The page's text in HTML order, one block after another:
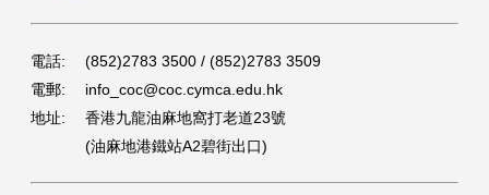
電話:
(852)2783 3500 / (852)2783 3509
電郵:
info_coc@coc.cymca.edu.hk
地址:
香港九龍油麻地窩打老道23號
(油麻地港鐵站A2碧街出口)